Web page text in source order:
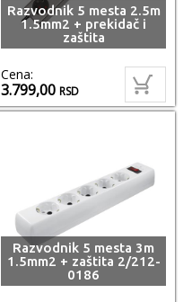
Razvodnik 5 mesta 2.5m
1.5mm2 + prekidač i
zaštita
Cena:
3.799,00RSD
Razvodnik 5 mesta 3m
1.5mm2 + zaštita 2/212-
0186